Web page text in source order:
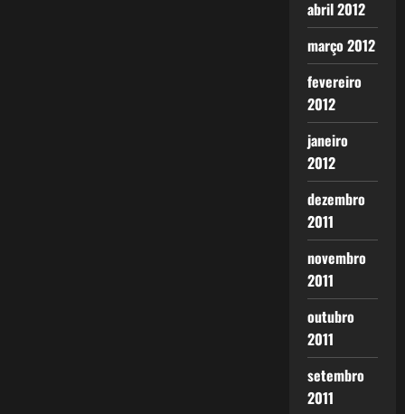
abril 2012
março 2012
fevereiro
2012
janeiro
2012
dezembro
2011
novembro
2011
outubro
2011
setembro
2011